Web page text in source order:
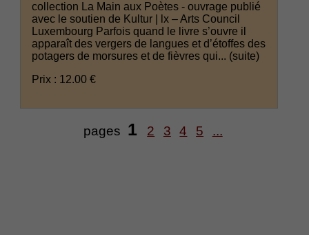
collection La Main aux Poètes - ouvrage publié
avec le soutien de Kultur | lx – Arts Council
Luxembourg Parfois quand le livre s’ouvre il
apparaît des vergers de langues et d’étoffes des
potagers de morsures et de fièvres qui... (suite)
Prix : 12.00 €
pages 1 2 3 4 5 ...